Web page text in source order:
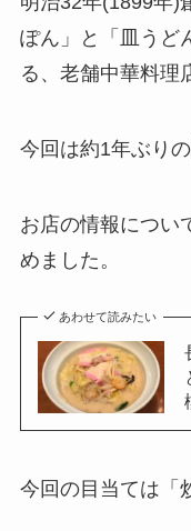
ぽん」と「皿うど
る、老舗中華料理
今回は約1年ぶりの
お店の情報につい
めました。
あわせて読みたい
今回の目当ては「